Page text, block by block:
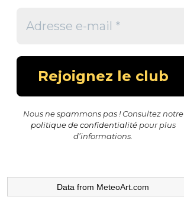
Nous ne spammons pas ! Consultez notre
politique de confidentialitépour plus
d’informations.
Data from MeteoArt.com